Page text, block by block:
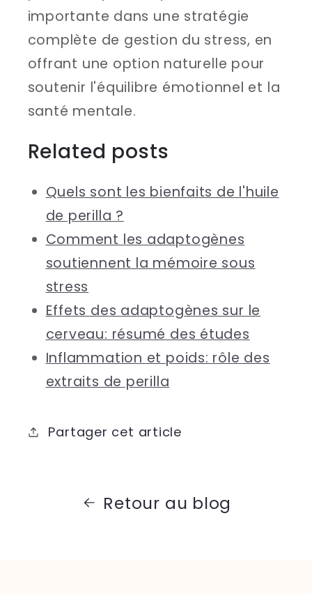
importante dans une stratégie
complète de gestion du stress, en
offrant une option naturelle pour
soutenir l'équilibre émotionnel et la
santé mentale.
Related posts
Quels sont les bienfaits de l'huile
de perilla ?
Comment les adaptogènes
soutiennent la mémoire sous
stress
Effets des adaptogènes sur le
cerveau: résumé des études
Inflammation et poids: rôle des
extraits de perilla
Partager cet article
Retour au blog